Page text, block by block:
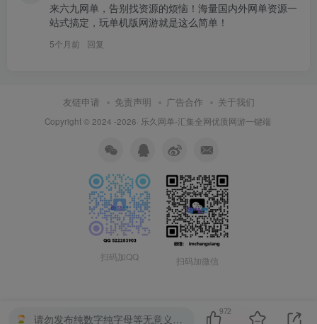
来六九网单，告别找资源的烦恼！海量国内外网单资源一
站式搞定，玩单机版网游就是这么简单！
5个月前 回复
友链申请 免责声明 广告合作 关于我们
Copyright © 2024 -2026· 乐久网单-汇集全网优质网游一键端
扫码加QQ 扫码加微信
请勿发布纯数字纯字母等无意义的回复，否则将受到扣除积分、禁言、等处罚。
972